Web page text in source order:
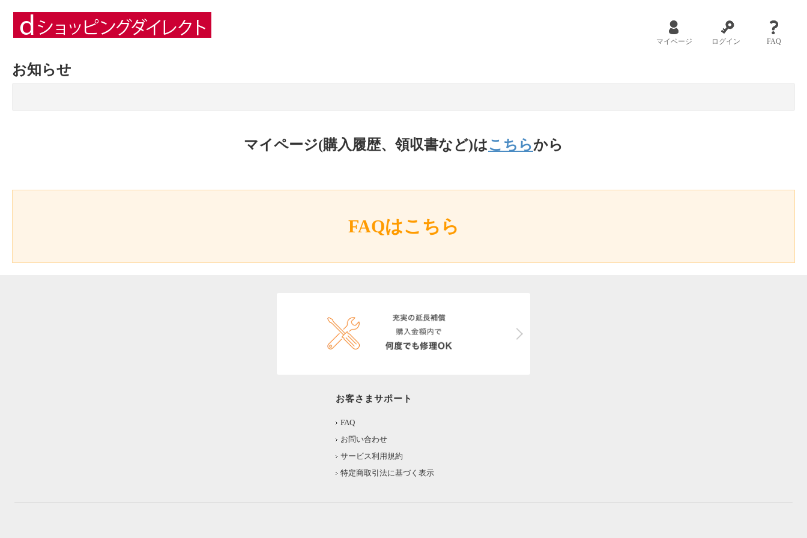
マイページ ログイン FAQ
お知らせ
マイページ(購入履歴、領収書など)はこちらから
FAQはこちら
お客さまサポート
FAQ
お問い合わせ
サービス利用規約
特定商取引法に基づく表示